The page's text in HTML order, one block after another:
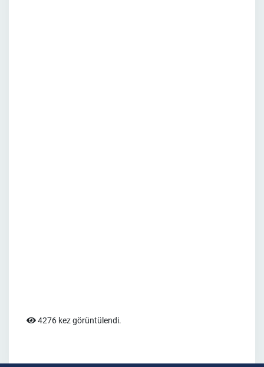
4276 kez görüntülendi.